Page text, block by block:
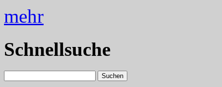
mehr
Schnellsuche